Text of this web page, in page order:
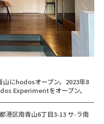
山にhodosオープン。2023年8
Experimentをオープン。
港区南青山6丁目3-13 サ-ラ南